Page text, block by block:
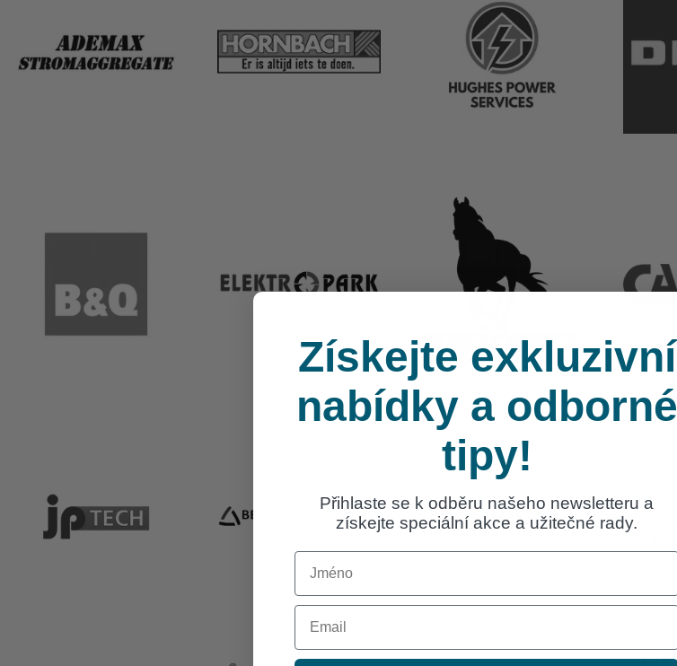
Získejte exkluzivní
nabídky a odborné
tipy!
Přihlaste se k odběru našeho newsletteru a
získejte speciální akce a užitečné rady.
First Name
Email